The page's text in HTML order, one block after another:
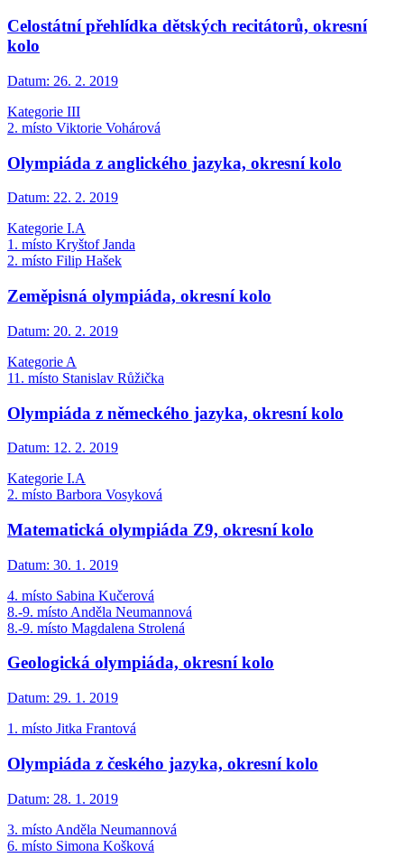
Celostátní přehlídka dětských recitátorů, okresní
kolo
Datum: 26. 2. 2019
Kategorie III
2. místo Viktorie Vohárová
Olympiáda z anglického jazyka, okresní kolo
Datum: 22. 2. 2019
Kategorie I.A
1. místo Kryštof Janda
2. místo Filip Hašek
Zeměpisná olympiáda, okresní kolo
Datum: 20. 2. 2019
Kategorie A
11. místo Stanislav Růžička
Olympiáda z německého jazyka, okresní kolo
Datum: 12. 2. 2019
Kategorie I.A
2. místo Barbora Vosyková
Matematická olympiáda Z9, okresní kolo
Datum: 30. 1. 2019
4. místo Sabina Kučerová
8.-9. místo Anděla Neumannová
8.-9. místo Magdalena Strolená
Geologická olympiáda, okresní kolo
Datum: 29. 1. 2019
1. místo Jitka Frantová
Olympiáda z českého jazyka, okresní kolo
Datum: 28. 1. 2019
3. mís­to An­dě­la Ne­u­man­no­vá
6. mís­to Si­mo­na Koš­ko­vá